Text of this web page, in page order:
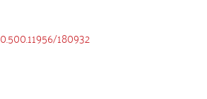
180932